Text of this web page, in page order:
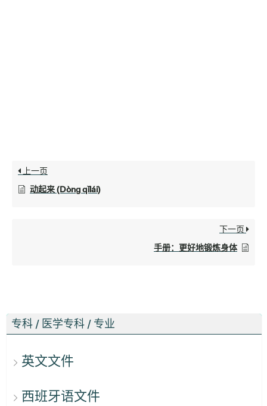
专科 / 医学专科 / 专业
英文文件
西班牙语文件
上一页
动起来 (Dòng qǐlái)
下一页
手册：更好地锻炼身体